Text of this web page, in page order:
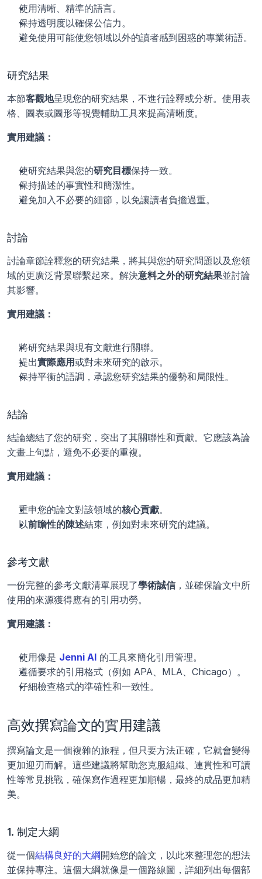
使用清晰、精準的語言。
保持透明度以確保公信力。
避免使用可能使您領域以外的讀者感到困惑的專業術語。
研究結果
本節客觀地呈現您的研究結果，不進行詮釋或分析。使用表
格、圖表或圖形等視覺輔助工具來提高清晰度。
實用建議：
使研究結果與您的研究目標保持一致。
保持描述的事實性和簡潔性。
避免加入不必要的細節，以免讓讀者負擔過重。
討論
討論章節詮釋您的研究結果，將其與您的研究問題以及您領
域的更廣泛背景聯繫起來。解決意料之外的研究結果並討論
其影響。
實用建議：
將研究結果與現有文獻進行關聯。
提出實際應用或對未來研究的啟示。
保持平衡的語調，承認您研究結果的優勢和局限性。
結論
結論總結了您的研究，突出了其關聯性和貢獻。它應該為論
文畫上句點，避免不必要的重複。
實用建議：
重申您的論文對該領域的核心貢獻。
以前瞻性的陳述結束，例如對未來研究的建議。
參考文獻
一份完整的參考文獻清單展現了學術誠信，並確保論文中所
使用的來源獲得應有的引用功勞。
實用建議：
使用像是 Jenni AI 的工具來簡化引用管理。
遵循要求的引用格式（例如 APA、MLA、Chicago）。
仔細檢查格式的準確性和一致性。
高效撰寫論文的實用建議
撰寫論文是一個複雜的旅程，但只要方法正確，它就會變得
更加迎刃而解。這些建議將幫助您克服組織、連貫性和可讀
性等常見挑戰，確保寫作過程更加順暢，最終的成品更加精
美。
1. 制定大綱
從一個結構良好的大綱開始您的論文，以此來整理您的想法
並保持專注。這個大綱就像是一個路線圖，詳細列出每個部